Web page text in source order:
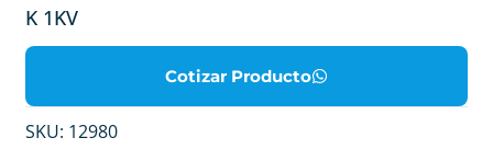
K 1KV
Cotizar Producto
SKU: 12980